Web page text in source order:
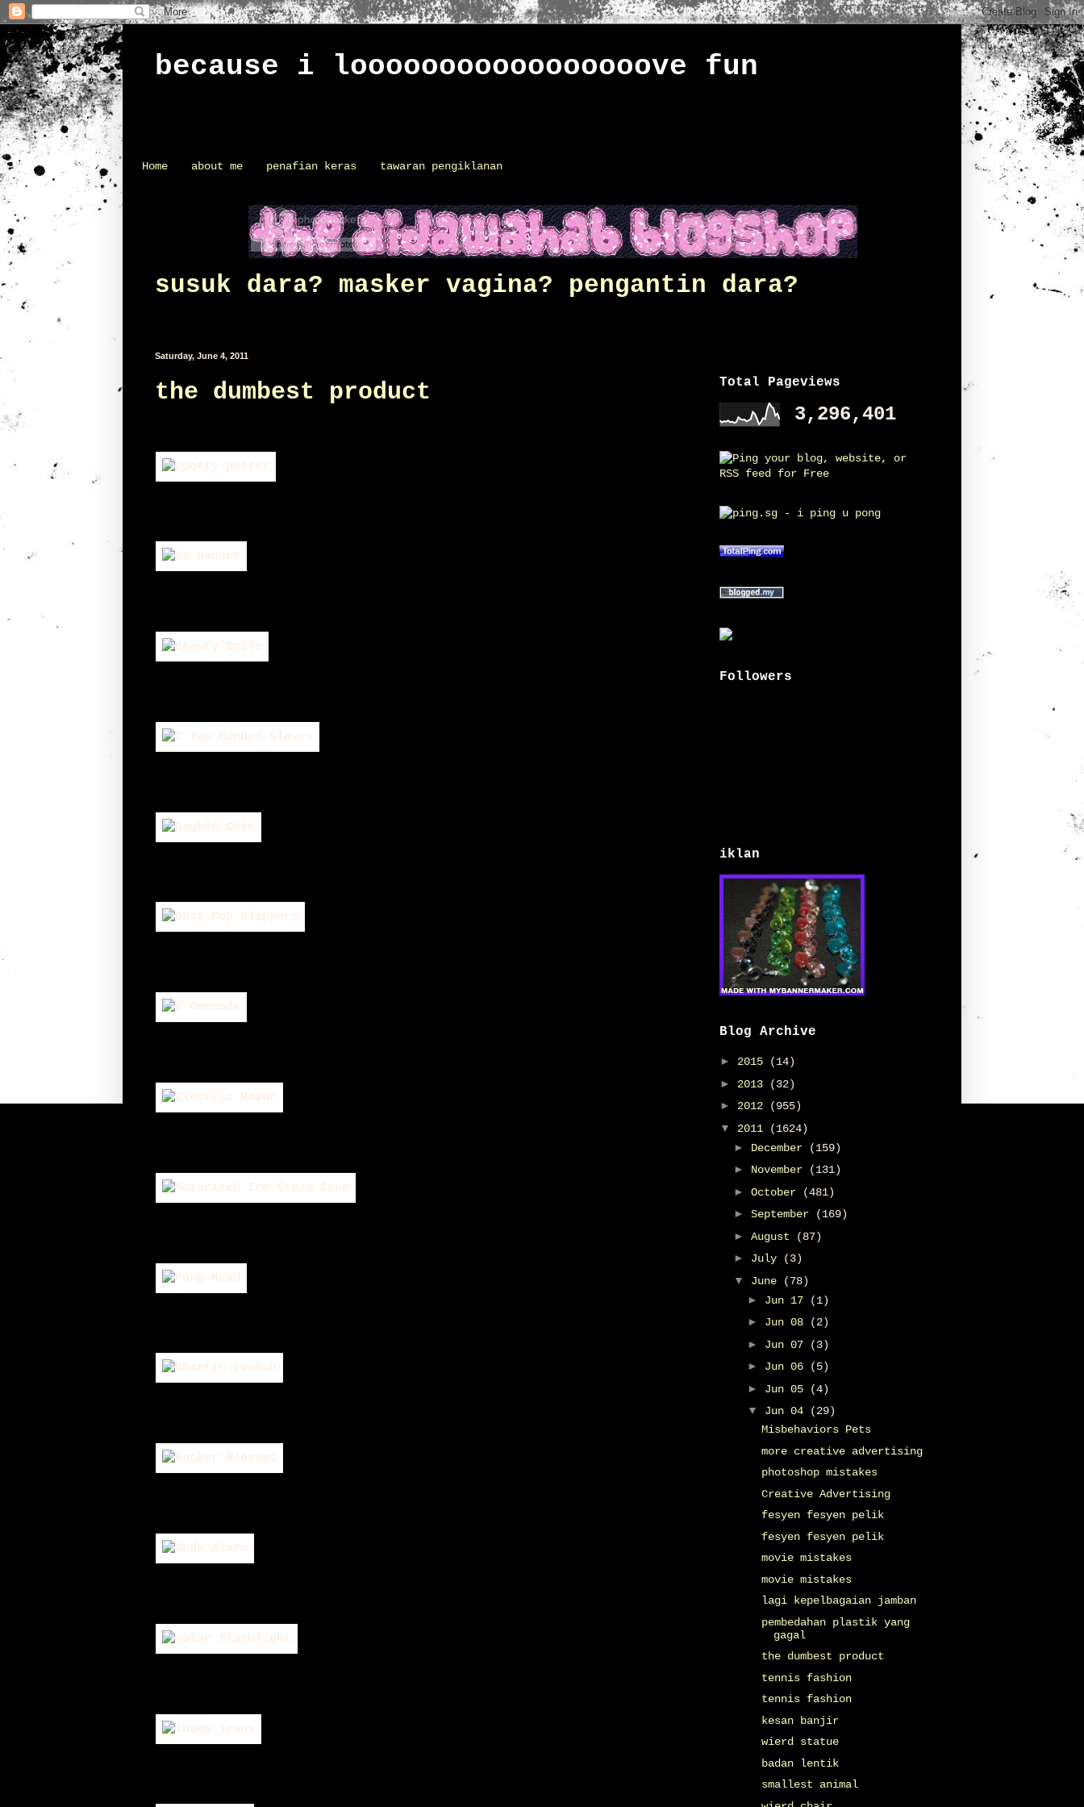
because i looooooooooooooooove fun
Home about me penafian keras tawaran pengiklanan
susuk dara? masker vagina? pengantin dara?
Saturday, June 4, 2011
the dumbest product Total Pageviews
3,296,401
Followers
iklan
Blog Archive
► 2015
(14)
► 2013
(32)
► 2012
(955)
▼ 2011
(1624)
► December
(159)
► November
(131)
► October
(481)
► September
(169)
► August
(87)
► July
(3)
▼ June
(78)
► Jun 17
(1)
► Jun 08
(2)
► Jun 07
(3)
► Jun 06
(5)
► Jun 05
(4)
▼ Jun 04
(29)
Misbehaviors Pets
more creative advertising
photoshop mistakes
Creative Advertising
fesyen fesyen pelik
fesyen fesyen pelik
movie mistakes
movie mistakes
lagi kepelbagaian jamban
pembedahan plastik yang
gagal
the dumbest product
tennis fashion
tennis fashion
kesan banjir
wierd statue
badan lentik
smallest animal